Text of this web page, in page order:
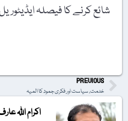
شائع کرنے کا فیصلہ
PREVIOUS
خدمت، سیاست اور فکری جمود کا المیہ
اکرام اللہ